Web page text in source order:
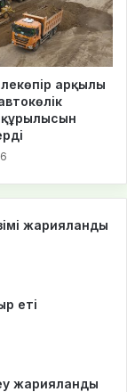
арқылы
жарияланды
еті
жарияланды